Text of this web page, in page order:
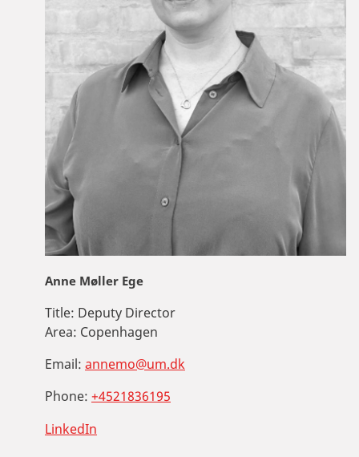
Anne Møller Ege
Title: Deputy Director
Area: Copenhagen
Email: annemo@um.dk
Phone: +4521836195
LinkedIn